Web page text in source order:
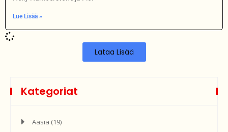
Lue Lisää »
Lataa Lisää
Kategoriat
Aasia (19)